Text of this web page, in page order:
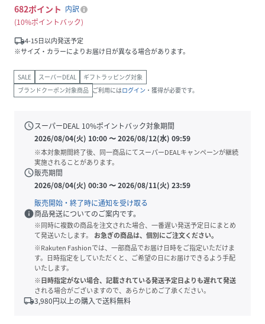
682ポイント 内訳
10%ポイントバック
local_shipping4-15日以内発送予定
※サイズ・カラーによりお届け日が異なる場合があります。
SALE スーパーDEAL
ギフトラッピング対象
ブランドクーポン対象商品 ご利用にはログイン ・獲得が必要です。
scheduleスーパーDEAL 10%ポイントバック対象期間
2026/08/04(火) 10:00〜2026/08/12(水) 09:59
※本対象期間終了後、同一商品にてスーパーDEALキャンペーンが継続
実施されることがあります。
schedule販売期間
2026/08/04(火) 00:30〜2026/08/11(火) 23:59
販売開始・終了時に通知を受け取る
info商品発送についてのご案内です。
※同時に複数の商品を注文された場合、一番遅い発送予定日にまとめ
て発送いたします。
お急ぎの商品は、個別にご注文ください。
※Rakuten Fashionでは、一部商品でお届け日時をご指定いただけま
す。日時指定をしていただくと、ご希望の日にお届けできるよう手配
いたします。
※日時指定がない場合、記載されている発送予定日よりも遅れて発送
される場合がございますので、あらかじめご了承ください。
local_shipping3,980円以上の購入で送料無料